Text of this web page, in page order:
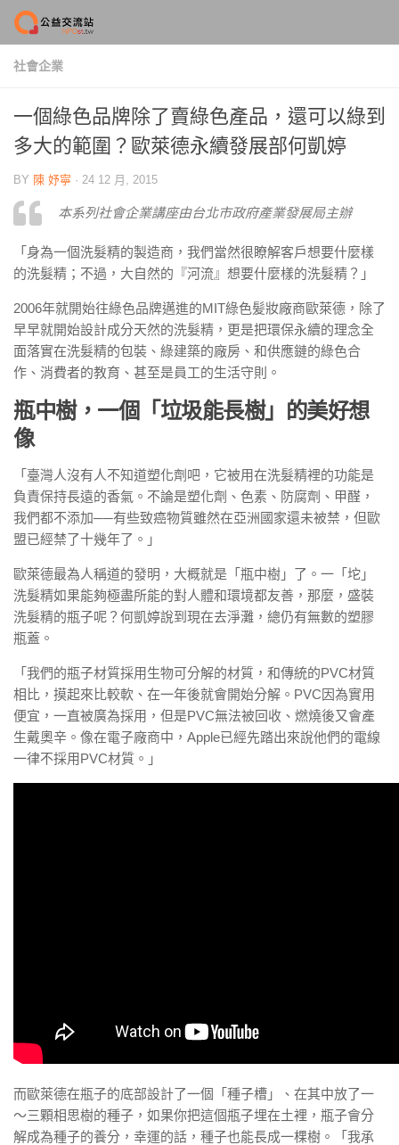
Skip to content
社會企業
一個綠色品牌除了賣綠色產品，還可以綠到
多大的範圍？歐萊德永續發展部何凱婷
BY 陳 妤寧 · 24 12 月, 2015
本系列社會企業講座由台北市政府產業發展局主辦
「身為一個洗髮精的製造商，我們當然很瞭解客戶想要什麼樣
的洗髮精；不過，大自然的『河流』想要什麼樣的洗髮精？」
2006年就開始往綠色品牌邁進的MIT綠色髪妝廠商歐萊德，除了
早早就開始設計成分天然的洗髮精，更是把環保永續的理念全
面落實在洗髮精的包裝、綠建築的廠房、和供應鏈的綠色合
作、消費者的教育、甚至是員工的生活守則。
瓶中樹，一個「垃圾能長樹」的美好想
像
「臺灣人沒有人不知道塑化劑吧，它被用在洗髮精裡的功能是
負責保持長遠的香氣。不論是塑化劑、色素、防腐劑、甲醛，
我們都不添加──有些致癌物質雖然在亞洲國家還未被禁，但歐
盟已經禁了十幾年了。」
歐萊德最為人稱道的發明，大概就是「瓶中樹」了。一「坨」
洗髮精如果能夠極盡所能的對人體和環境都友善，那麼，盛裝
洗髮精的瓶子呢？何凱婷說到現在去淨灘，總仍有無數的塑膠
瓶蓋。
「我們的瓶子材質採用生物可分解的材質，和傳統的PVC材質
相比，摸起來比較軟、在一年後就會開始分解。PVC因為實用
便宜，一直被廣為採用，但是PVC無法被回收、燃燒後又會產
生戴奧辛。像在電子廠商中，Apple已經先踏出來說他們的電線
一律不採用PVC材質。」
而歐萊德在瓶子的底部設計了一個「種子槽」、在其中放了一
～三顆相思樹的種子，如果你把這個瓶子埋在土裡，瓶子會分
解成為種子的養分，幸運的話，種子也能長成一棵樹。「我承